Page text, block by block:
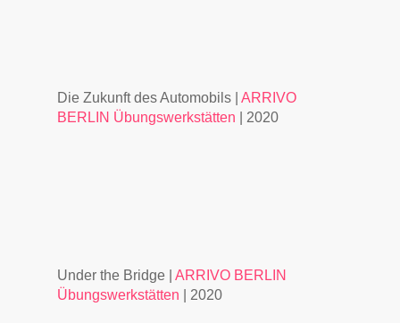
Die Zukunft des Automobils |ARRIVO
BERLIN Übungswerkstätten | 2020
Under the Bridge |ARRIVO BERLIN
Übungswerkstätten | 2020